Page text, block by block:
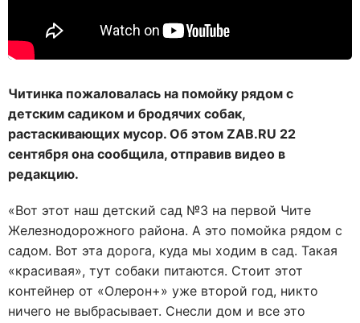
Читинка пожаловалась на помойку рядом с
детским садиком и бродячих собак,
растаскивающих мусор. Об этом ZAB.RU 22
сентября она сообщила, отправив видео в
редакцию.
«Вот этот наш детский сад №3 на первой Чите
Железнодорожного района. А это помойка рядом с
садом. Вот эта дорога, куда мы ходим в сад. Такая
«красивая», тут собаки питаются. Стоит этот
контейнер от «Олерон+» уже второй год, никто
ничего не выбрасывает. Снесли дом и все это